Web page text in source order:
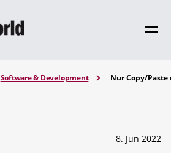
Software & Development Nur Copy/
8. Jun 2022